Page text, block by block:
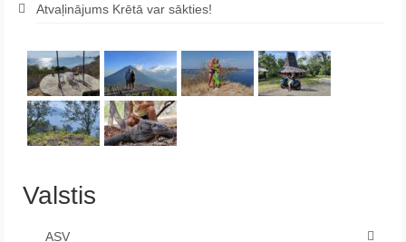
Atvaļinājums Krētā var sākties!
Valstis
ASV